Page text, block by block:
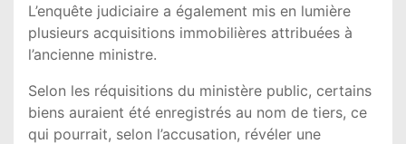
L’enquête judiciaire a également mis en lumière
plusieurs acquisitions immobilières attribuées à
l’ancienne ministre.
Selon les réquisitions du ministère public, certains
biens auraient été enregistrés au nom de tiers, ce
qui pourrait, selon l’accusation, révéler une